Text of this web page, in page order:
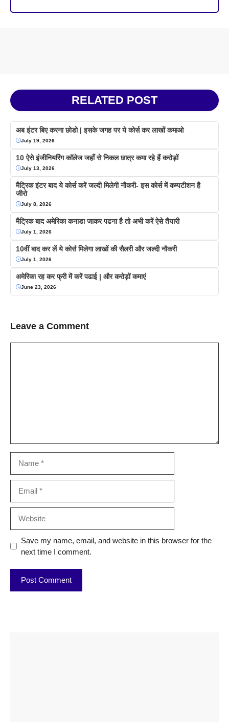
RELATED POST
अब इंटर बिए करना छोडो | इसके जगह पर ये कोर्स कर लाखों कमाओ
July 19, 2026
10 ऐसे इंजीनियरिंग कॉलेज जहाँ से निकल छात्र कमा रहे हैं करोड़ों
July 13, 2026
मैट्रिक इंटर बाद ये कोर्स करें जल्दी मिलेगी नौकरी- इस कोर्स में कम्पटीशन है
जीरो
July 8, 2026
मैट्रिक बाद अमेरिका कनाडा जाकर पढना है तो अभी करें ऐसे तैयारी
July 1, 2026
10वीं बाद कर लें ये कोर्स मिलेगा लाखों की सैलरी और जल्दी नौकरी
July 1, 2026
अमेरिका रह कर फ्री में करें पढाई | और करोड़ों कमाएं
June 23, 2026
Leave a Comment
Save my name, email, and website in this browser for the
next time I comment.